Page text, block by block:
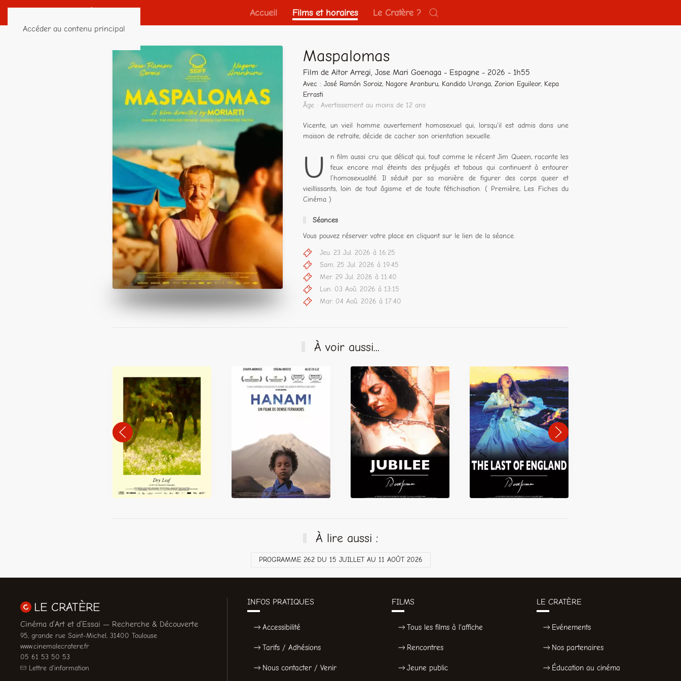
Accéder au contenu principal
Accueil Films et horaires Le Cratère ?
Maspalomas
Film de Aitor Arregi, Jose Mari Goenaga - Espagne - 2026 - 1h55
Avec : José Ramón Soroiz, Nagore Aranburu, Kandido Uranga, Zorion Eguileor, Kepa
Errasti
Âge : Avertissement au moins de 12 ans
Vicente, un vieil homme ouvertement homosexuel qui, lorsqu'il est admis dans une
maison de retraite, décide de cacher son orientation sexuelle.
U
n film aussi cru que délicat qui, tout comme le récent Jim Queen, raconte les
feux encore mal éteints des préjugés et tabous qui continuent à entourer
l’homosexualité. Il séduit par sa manière de figurer des corps queer et
vieillissants, loin de tout âgisme et de toute fétichisation. ( Première, Les Fiches du
Cinéma )
Séances
Vous pouvez réserver votre place en cliquant sur le lien de la séance.
Jeu. 23 Jul. 2026 à 16:25
Sam. 25 Jul. 2026 à 19:45
Mer. 29 Jul. 2026 à 11:40
Lun. 03 Aoû. 2026 à 13:15
Mar. 04 Aoû. 2026 à 17:40
À voir aussi...
À lire aussi :
PROGRAMME 262 DU 15 JUILLET AU 11 AOÛT 2026
LE CRATÈRE
Cinéma d’Art et d’Essai — Recherche & Découverte
95, grande rue Saint-Michel, 31400 Toulouse
www.cinemalecratere.fr
05 61 53 50 53
Lettre d'information
INFOS PRATIQUES
Accessibilité
Tarifs / Adhésions
Nous contacter / Venir
FILMS
Tous les films à l'affiche
Rencontres
Jeune public
LE CRATÈRE
Evénements
Nos partenaires
Éducation au cinéma